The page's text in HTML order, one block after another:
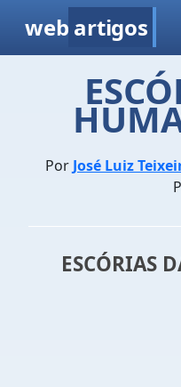
web artigos
Por José Luiz
ESCÓRIAS